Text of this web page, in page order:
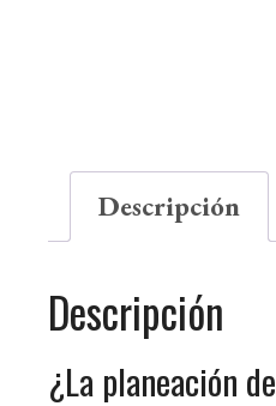
Descripción
Descripción
¿La planeación